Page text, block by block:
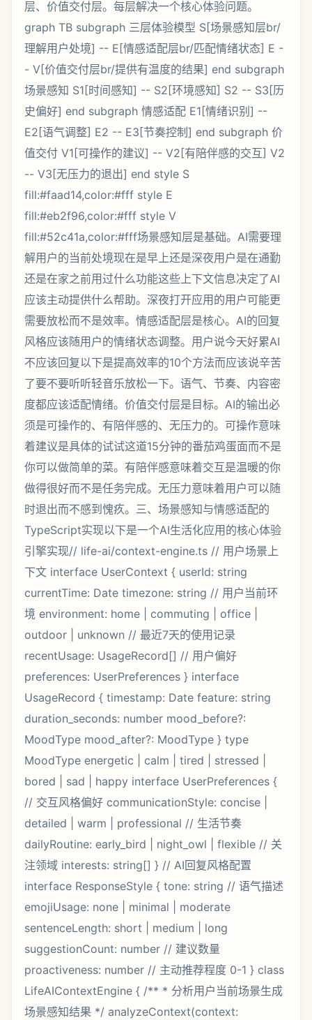
层、价值交付层。每层解决一个核心体验问题。
graph TB subgraph 三层体验模型 S[场景感知层br/
理解用户处境] -- E[情感适配层br/匹配情绪状态] E -
- V[价值交付层br/提供有温度的结果] end subgraph
场景感知 S1[时间感知] -- S2[环境感知] S2 -- S3[历
史偏好] end subgraph 情感适配 E1[情绪识别] --
E2[语气调整] E2 -- E3[节奏控制] end subgraph 价
值交付 V1[可操作的建议] -- V2[有陪伴感的交互] V2
-- V3[无压力的退出] end style S
fill:#faad14,color:#fff style E
fill:#eb2f96,color:#fff style V
fill:#52c41a,color:#fff场景感知层是基础。AI需要理
解用户的当前处境现在是早上还是深夜用户是在通勤
还是在家之前用过什么功能这些上下文信息决定了AI
应该主动提供什么帮助。深夜打开应用的用户可能更
需要放松而不是效率。情感适配层是核心。AI的回复
风格应该随用户的情绪状态调整。用户说今天好累AI
不应该回复以下是提高效率的10个方法而应该说辛苦
了要不要听听轻音乐放松一下。语气、节奏、内容密
度都应该适配情绪。价值交付层是目标。AI的输出必
须是可操作的、有陪伴感的、无压力的。可操作意味
着建议是具体的试试这道15分钟的番茄鸡蛋面而不是
你可以做简单的菜。有陪伴感意味着交互是温暖的你
做得很好而不是任务完成。无压力意味着用户可以随
时退出而不感到愧疚。三、场景感知与情感适配的
TypeScript实现以下是一个AI生活化应用的核心体验
引擎实现// life-ai/context-engine.ts // 用户场景上
下文 interface UserContext { userId: string
currentTime: Date timezone: string // 用户当前环
境 environment: home | commuting | office |
outdoor | unknown // 最近7天的使用记录
recentUsage: UsageRecord[] // 用户偏好
preferences: UserPreferences } interface
UsageRecord { timestamp: Date feature: string
duration_seconds: number mood_before?:
MoodType mood_after?: MoodType } type
MoodType energetic | calm | tired | stressed |
bored | sad | happy interface UserPreferences {
// 交互风格偏好 communicationStyle: concise |
detailed | warm | professional // 生活节奏
dailyRoutine: early_bird | night_owl | flexible // 关
注领域 interests: string[] } // AI回复风格配置
interface ResponseStyle { tone: string // 语气描述
emojiUsage: none | minimal | moderate
sentenceLength: short | medium | long
suggestionCount: number // 建议数量
proactiveness: number // 主动推荐程度 0-1 } class
LifeAIContextEngine { /** * 分析用户当前场景生成
场景感知结果 */ analyzeContext(context: